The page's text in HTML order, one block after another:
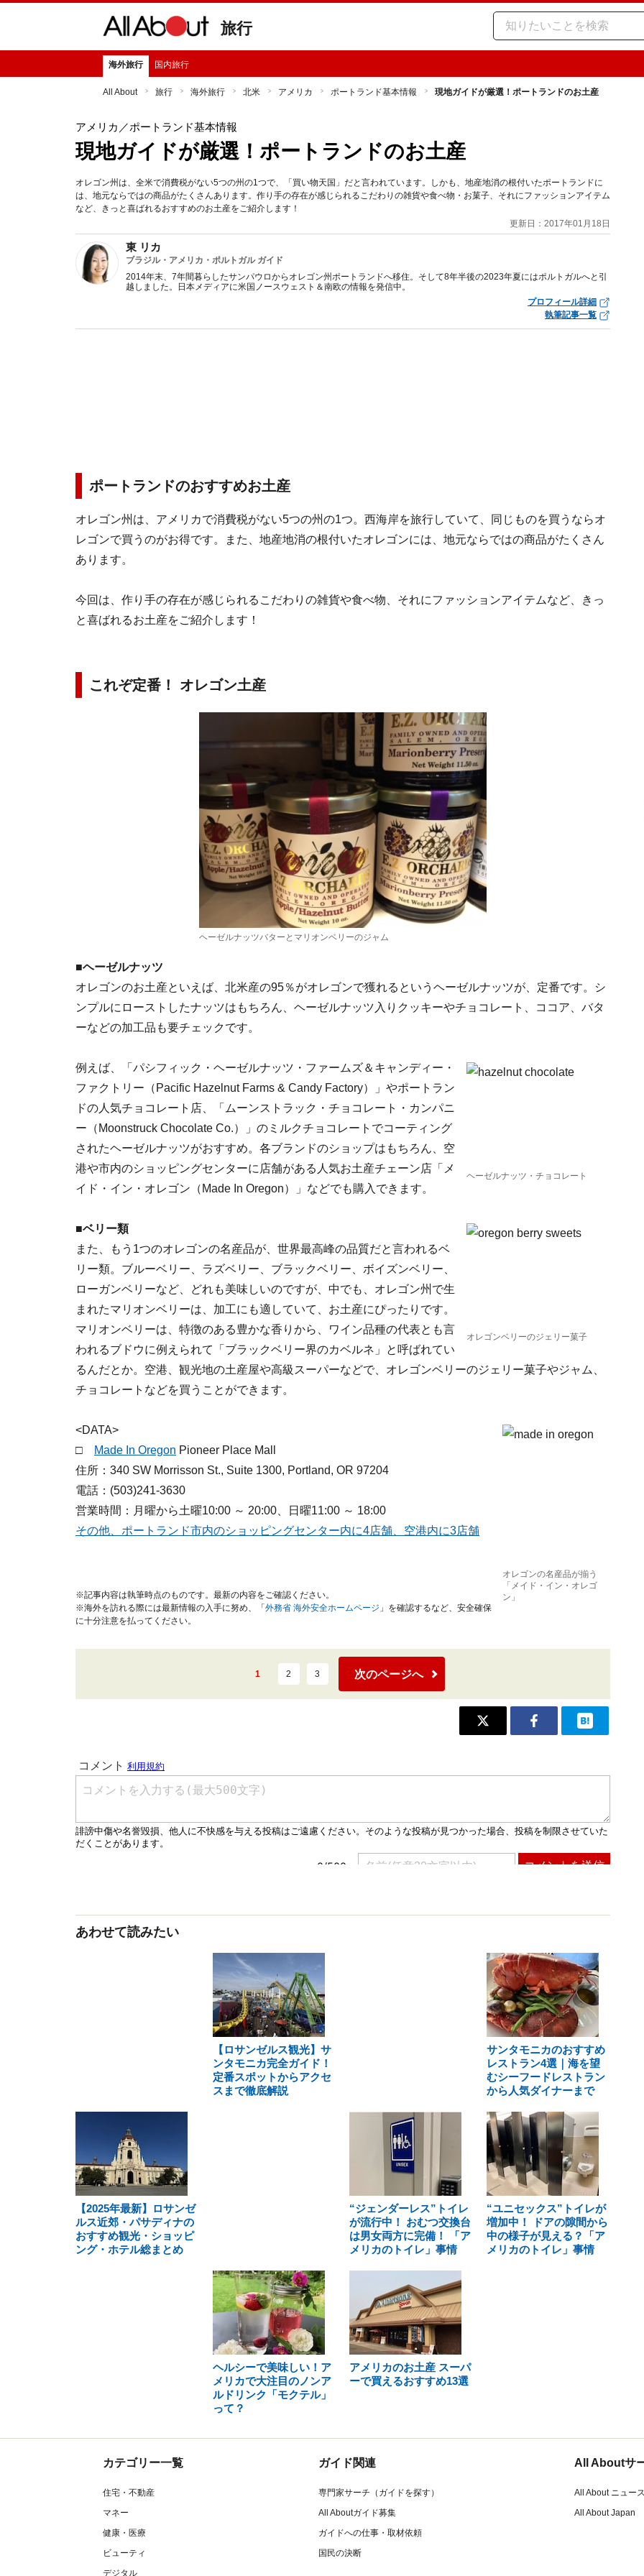
旅行
海外旅行 国内旅行
All About 旅行 海外旅行 北米 アメリカ ポートランド基本情報 現地ガイドが厳選！ポートランドのお土産
アメリカ ／ポートランド基本情報
現地ガイドが厳選！ポートランドのお土産
オレゴン州は、全米で消費税がない5つの州の1つで、「買い物天国」だと言われています。しかも、地産地消の根付いたポートランドに
は、地元ならではの商品がたくさんあります。作り手の存在が感じられるこだわりの雑貨や食べ物・お菓子、それにファッションアイテム
など、きっと喜ばれるおすすめのお土産をご紹介します！
更新日：2017年01月18日
東 リカ
ブラジル・アメリカ・ポルトガル ガイド
2014年末、7年間暮らしたサンパウロからオレゴン州ポートランドへ移住。そして8年半後の2023年夏にはポルトガルへと引
越しました。日本メディアに米国ノースウェスト＆南欧の情報を発信中。
プロフィール詳細
執筆記事一覧
ポートランドのおすすめお土産
オレゴン州は、アメリカで消費税がない5つの州の1つ。西海岸を旅行していて、同じものを買うならオ
レゴンで買うのがお得です。また、地産地消の根付いたオレゴンには、地元ならではの商品がたくさん
あります。
今回は、作り手の存在が感じられるこだわりの雑貨や食べ物、それにファッションアイテムなど、きっ
と喜ばれるお土産をご紹介します！
これぞ定番！ オレゴン土産
ヘーゼルナッツバターとマリオンベリーのジャム
■ヘーゼルナッツ
オレゴンのお土産といえば、北米産の95％がオレゴンで獲れるというヘーゼルナッツが、定番です。シ
ンプルにローストしたナッツはもちろん、ヘーゼルナッツ入りクッキーやチョコレート、ココア、バタ
ーなどの加工品も要チェックです。
ヘーゼルナッツ・チョコレート
例えば、「パシフィック・ヘーゼルナッツ・ファームズ＆キャンディー・
ファクトリー（Pacific Hazelnut Farms & Candy Factory）」やポートラン
ドの人気チョコレート店、「ムーンストラック・チョコレート・カンパニ
ー（Moonstruck Chocolate Co.）」のミルクチョコレートでコーティング
されたヘーゼルナッツがおすすめ。各ブランドのショップはもちろん、空
港や市内のショッピングセンターに店舗がある人気お土産チェーン店「メ
イド・イン・オレゴン（Made In Oregon）」などでも購入できます。
オレゴンベリーのジェリー菓子
■ベリー類
また、もう1つのオレゴンの名産品が、世界最高峰の品質だと言われるベ
リー類。ブルーベリー、ラズベリー、ブラックベリー、ボイズンベリー、
ローガンベリーなど、どれも美味しいのですが、中でも、オレゴン州で生
まれたマリオンベリーは、加工にも適していて、お土産にぴったりです。
マリオンベリーは、特徴のある豊かな香りから、ワイン品種の代表とも言
われるブドウに例えられて「ブラックベリー界のカベルネ」と呼ばれてい
るんだとか。空港、観光地の土産屋や高級スーパーなどで、オレゴンベリーのジェリー菓子やジャム、
チョコレートなどを買うことができます。
オレゴンの名産品が揃う
「メイド・イン・オレゴ
ン」
<DATA>
□
Made In Oregon Pioneer Place Mall
住所：340 SW Morrisson St., Suite 1300, Portland, OR 97204
電話：(503)241-3630
営業時間：月曜から土曜10:00 ～ 20:00、日曜11:00 ～ 18:00
その他、ポートランド市内のショッピングセンター内に4店舗、空港内に3店舗
※記事内容は執筆時点のものです。最新の内容をご確認ください。
※海外を訪れる際には最新情報の入手に努め、「 外務省 海外安全ホームページ 」を確認するなど、安全確保
に十分注意を払ってください。
1 2 3 次のページへ
あわせて読みたい
【ロサンゼルス観光】サ
ンタモニカ完全ガイド！
定番スポットからアクセ
スまで徹底解説
サンタモニカのおすすめ
レストラン4選｜海を望
むシーフードレストラン
から人気ダイナーまで
【2025年最新】ロサンゼ
ルス近郊・パサディナの
おすすめ観光・ショッピ
ング・ホテル総まとめ
“ジェンダーレス”トイレ
が流行中！ おむつ交換台
は男女両方に完備！ 「ア
メリカのトイレ」事情
“ユニセックス”トイレが
増加中！ ドアの隙間から
中の様子が見える？「ア
メリカのトイレ」事情
ヘルシーで美味しい！ア
メリカで大注目のノンア
ルドリンク「モクテル」
って？
アメリカのお土産 スーパ
ーで買えるおすすめ13選
カテゴリー一覧
住宅・不動産
マネー
健康・医療
ビューティ
デジタル
ガイド関連
専門家サーチ（ガイドを探す）
All Aboutガイド募集
ガイドへの仕事・取材依頼
国民の決断
All Aboutサ
All About ニュース
All About Japan